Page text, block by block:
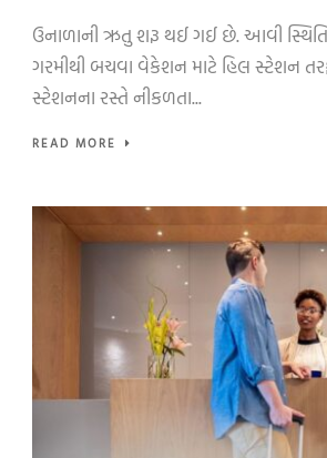
ઉનાળાની ઋતુ શરૂ થઈ ગઈ છે. આવી
ગરમીથી બચવા વેકેશન માટે હિલ સ્ટેશન
સ્ટેશનના રસ્તે નીકળતા...
READ MORE